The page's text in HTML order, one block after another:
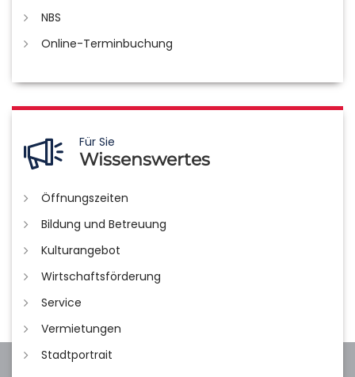
NBS
Online-Terminbuchung
Für Sie
Wissenswertes
Öffnungszeiten
Bildung und Betreuung
Kulturangebot
Wirtschaftsförderung
Service
Vermietungen
Stadtportrait